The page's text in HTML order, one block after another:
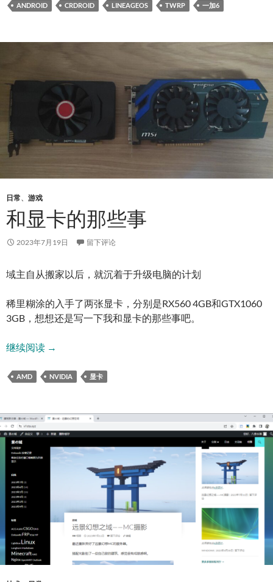
ANDROID CRDROID LINEAGEOS TWRP 一加6
日常、 游戏
和显卡的那些事
2023年7月19日 留下评论
域主自从搬家以后，就沉着于升级电脑的计划
稀里糊涂的入手了两张显卡，分别是RX560 4GB和GTX1060
3GB，想想还是写一下我和显卡的那些事吧。
继续阅读和显卡的那些事
→
AMD NVIDIA 显卡